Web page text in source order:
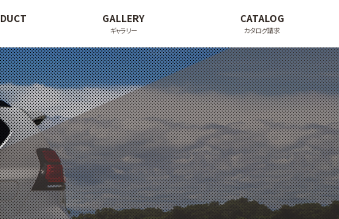
GALLERY
ギャラリー
CATALOG
カタログ請求